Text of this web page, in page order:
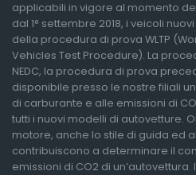
applicabili in vigore al momento
dal 1° settembre 2018, i veicoli
della procedura di prova WLTP
Vehicles Test Procedure). La
NEDC, la procedura di prova
disponibile presso le nostre filiali
di carburante e alle emissioni di
tutti i nuovi modelli di autovetture.
motore, anche lo stile di guida ed
contribuiscono a determinare il
emissioni di CO2 di